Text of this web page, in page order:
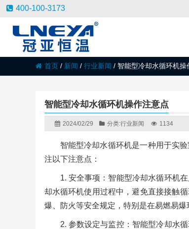
400-100-3173
首页 / 新闻 / 行业新闻 / 智能型冷却水循环机操
智能型冷却水循环机操作注意点
2024/02/29 分类:行业新闻 1134
智能型冷却水循环机是一种用于实
注以下注意点：
1. 安全事项：智能型冷却水循环机
却水循环机使用过程中，避免直接接触
爆、防火等安全规定，特别是在易燃易爆
2. 参数设定与监控：智能型冷却水